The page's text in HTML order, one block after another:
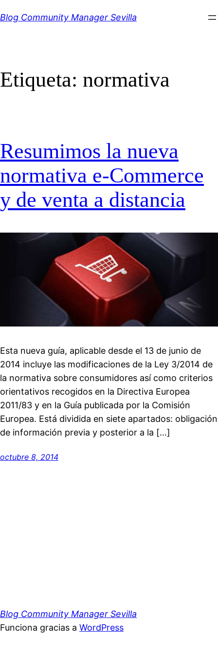
al
Blog Community Manager Sevilla
Etiqueta: normativa
Resumimos la nueva
normativa e-Commerce
y de venta a distancia
Esta nueva guía, aplicable desde el 13 de junio de
2014 incluye las modificaciones de la Ley 3/2014 de
la normativa sobre consumidores así como criterios
orientativos recogidos en la Directiva Europea
2011/83 y en la Guía publicada por la Comisión
Europea. Está dividida en siete apartados: obligación
de información previa y posterior a la […]
octubre 8, 2014
Blog Community Manager Sevilla
Funciona gracias a WordPress